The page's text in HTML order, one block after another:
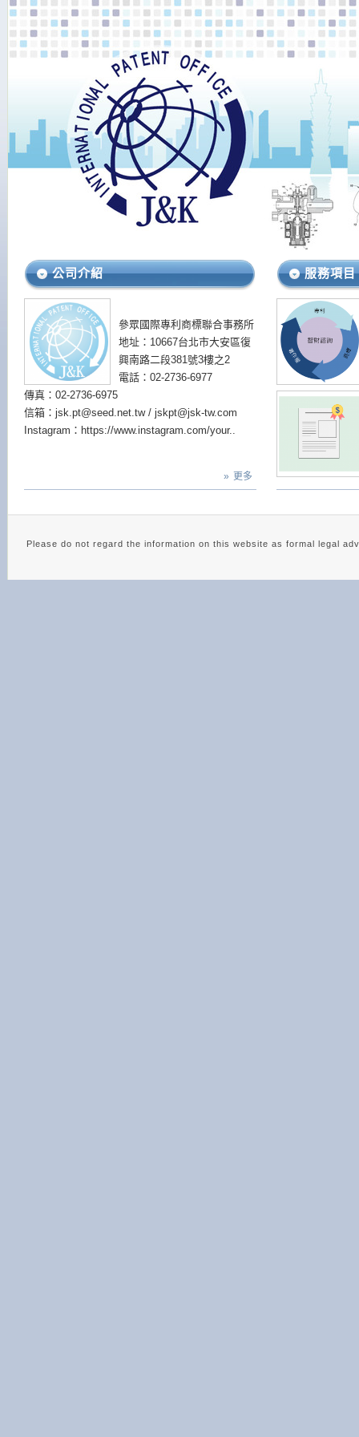
公司介紹
參眾國際專利商標聯合事務所
地址：10667台北市大安區復
興南路二段381號3樓之2
電話：02-2736-6977
傳真：02-2736-6975
信箱：jsk.pt@seed.net.tw / jskpt@jsk-tw.com
Instagram：https://www.instagram.com/your..
» 更多
服務項目
Please do not regard the information on this website as formal legal